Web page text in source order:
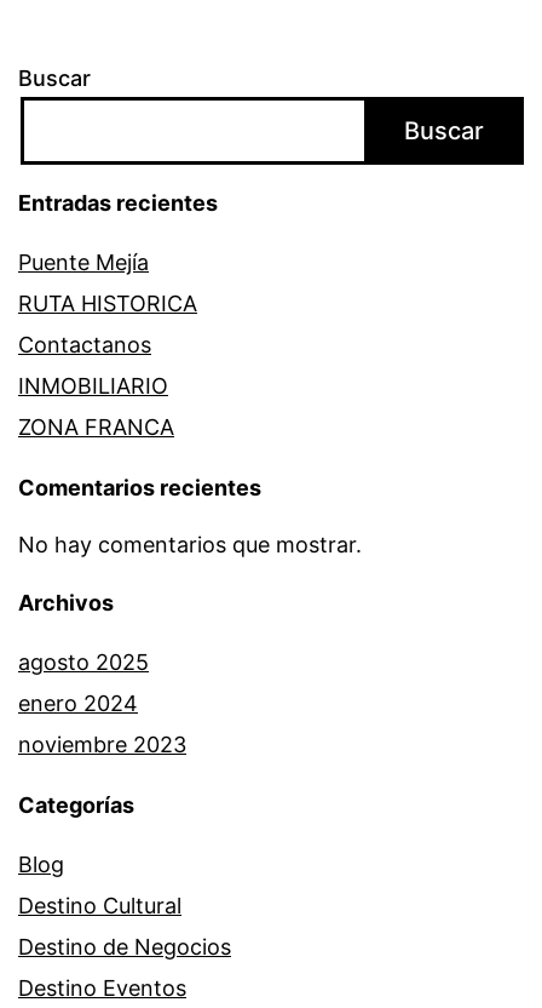
Buscar
Buscar
Entradas recientes
Puente Mejía
RUTA HISTORICA
Contactanos
INMOBILIARIO
ZONA FRANCA
Comentarios recientes
No hay comentarios que mostrar.
Archivos
agosto 2025
enero 2024
noviembre 2023
Categorías
Blog
Destino Cultural
Destino de Negocios
Destino Eventos